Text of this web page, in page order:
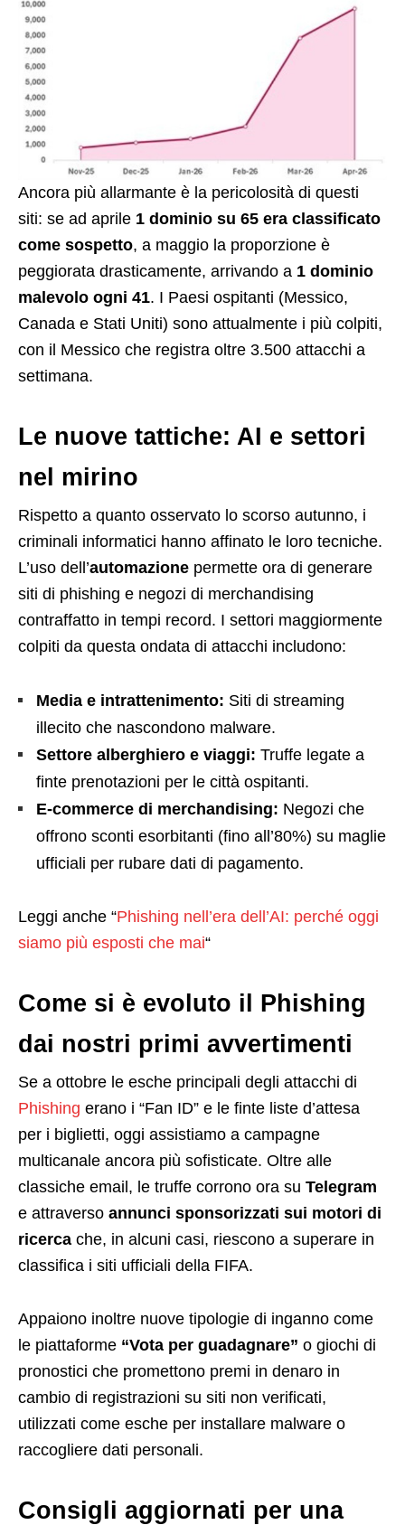
Ancora più allarmante è la pericolosità di questi
siti: se ad aprile 1 dominio su 65 era classificato
come sospetto, a maggio la proporzione è
peggiorata drasticamente, arrivando a 1 dominio
malevolo ogni 41. I Paesi ospitanti (Messico,
Canada e Stati Uniti) sono attualmente i più colpiti,
con il Messico che registra oltre 3.500 attacchi a
settimana.
Le nuove tattiche: AI e settori
nel mirino
Rispetto a quanto osservato lo scorso autunno, i
criminali informatici hanno affinato le loro tecniche.
L’uso dell’automazione permette ora di generare
siti di phishing e negozi di merchandising
contraffatto in tempi record. I settori maggiormente
colpiti da questa ondata di attacchi includono:
Media e intrattenimento: Siti di streaming
illecito che nascondono malware.
Settore alberghiero e viaggi: Truffe legate a
finte prenotazioni per le città ospitanti.
E-commerce di merchandising: Negozi che
offrono sconti esorbitanti (fino all’80%) su maglie
ufficiali per rubare dati di pagamento.
Leggi anche “Phishing nell’era dell’AI: perché oggi
siamo più esposti che mai“
Come si è evoluto il Phishing
dai nostri primi avvertimenti
Se a ottobre le esche principali degli attacchi di
Phishing erano i “Fan ID” e le finte liste d’attesa
per i biglietti, oggi assistiamo a campagne
multicanale ancora più sofisticate. Oltre alle
classiche email, le truffe corrono ora su Telegram
e attraverso annunci sponsorizzati sui motori di
ricerca che, in alcuni casi, riescono a superare in
classifica i siti ufficiali della FIFA.
Appaiono inoltre nuove tipologie di inganno come
le piattaforme “Vota per guadagnare” o giochi di
pronostici che promettono premi in denaro in
cambio di registrazioni su siti non verificati,
utilizzati come esche per installare malware o
raccogliere dati personali.
Consigli aggiornati per una